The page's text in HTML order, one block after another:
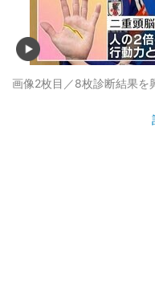
画像2枚目／8枚診断結果を